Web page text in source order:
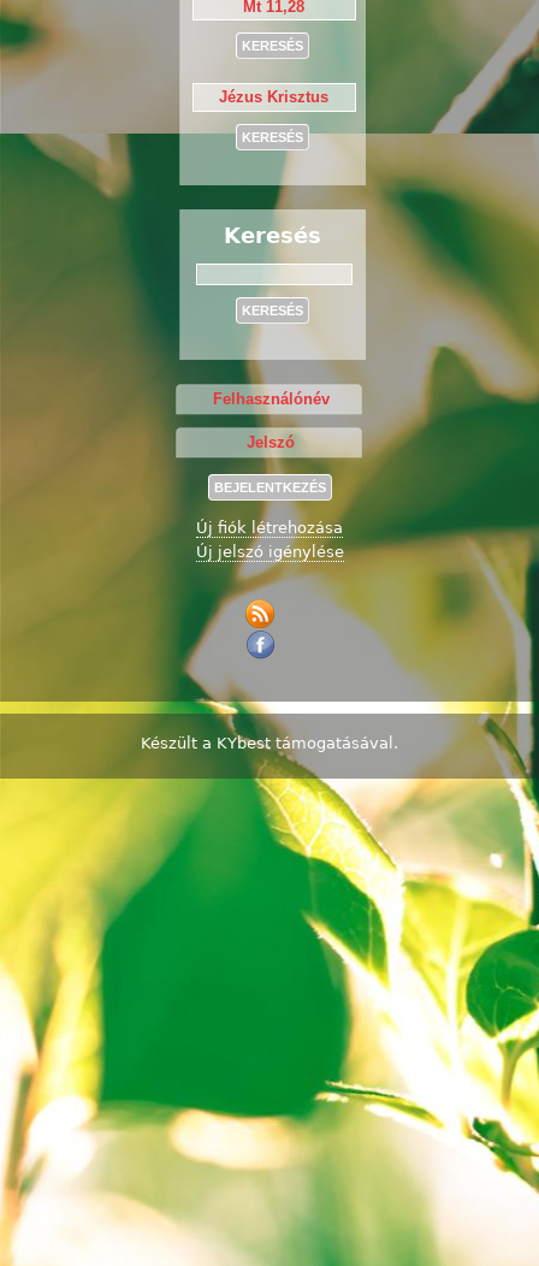
Keresés
Új fiók létrehozása
Új jelszó igénylése
Készült a KYbest támogatásával.